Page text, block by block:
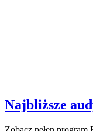
Najbliższe